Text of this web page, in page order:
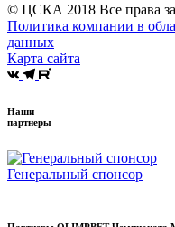
© ЦСКА 2018 Все права
Политика компании в
данных
Карта сайта
Наши
партнеры
Генеральный спонсор